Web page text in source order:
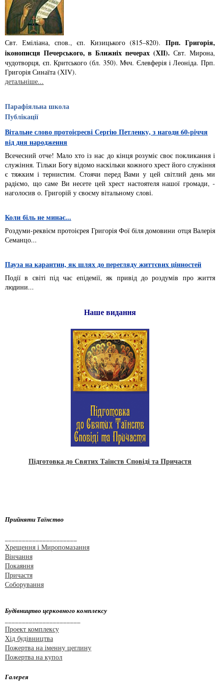
Свт. Емiлiана, спов., єп. Кизицького (815–820). Прп. Григорiя,
iконописця Печер­ського, в Ближнiх печерах (ХІІ). Свт. Мирона,
чудотворця, єп. Критського­ (бл. 350). Мчч. Єлев­ферiя i Леонiда. Прп.
Григорiя Синаїта (ХІV).
детальніше...
Парафіяльна школа
Публікації
Вітальне слово протоієреєві Сергію Петленку, з нагоди 60-річчя
від дня народження
Всечесний отче! Мало хто із нас до кінця розуміє своє покликання і
служіння. Тільки Богу відомо наскільки кожного хрест його служіння
є тяжким і тернистим. Стоячи перед Вами у цей світлий день ми
радіємо, що саме Ви несете цей хрест настоятеля нашої громади, -
наголосив о. Григорій у своєму вітальному слові.
Коли біль не минає...
Роздуми-реквієм протоієрея Григорія Фої біля домовини отця Валерія
Семанцо...
Пауза на карантин, як шлях до перегляду життєвих цінностей
Події в світі під час епідемії, як привід до роздумів про життя
людини...
Наше видання
Підготовка до Святих Таїнств Сповіді та Причастя
Прийняти Таїнство
Хрещення і Миропомазання
Вінчання
Покаяння
Причастя
Соборування
Будівництво церковного комплексу
Проект комплексу
Хід будівництва
Пожертва на іменну цеглину
Пожертва на купол
Галерея